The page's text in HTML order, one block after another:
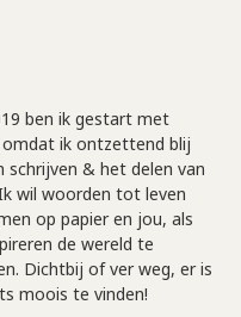
ben ik gestart met
ik ontzettend blij
schrijven & het delen van
wil woorden tot leven
op papier en jou, als
de wereld te
Dichtbij of ver weg, er is
moois te vinden!